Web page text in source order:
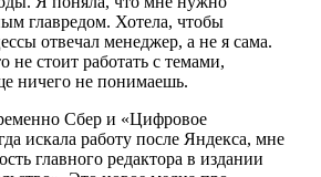
главредом. Хотела, чтобы
отвечал менеджер, а не я сама.
не стоит работать с темами,
ничего не понимаешь.
Сбер и «Цифровое
искала работу после Яндекса, мне
главного редактора в издании